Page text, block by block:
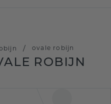
/ ovale robijn
ROBIJN